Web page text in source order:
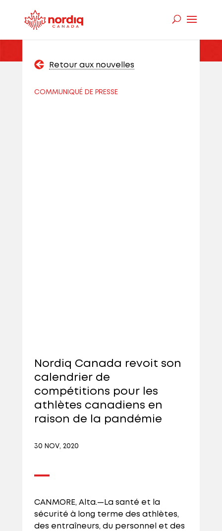
Retour aux nouvelles
COMMUNIQUÉ DE PRESSE
Nordiq Canada revoit son
calendrier de
compétitions pour les
athlètes canadiens en
raison de la pandémie
30 NOV, 2020
CANMORE, Alta.—La santé et la
sécurité à long terme des athlètes,
des entraîneurs, du personnel et des